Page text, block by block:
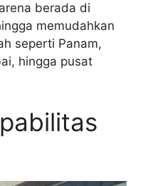
berada di
memudahkan
seperti Panam,
hingga pusat